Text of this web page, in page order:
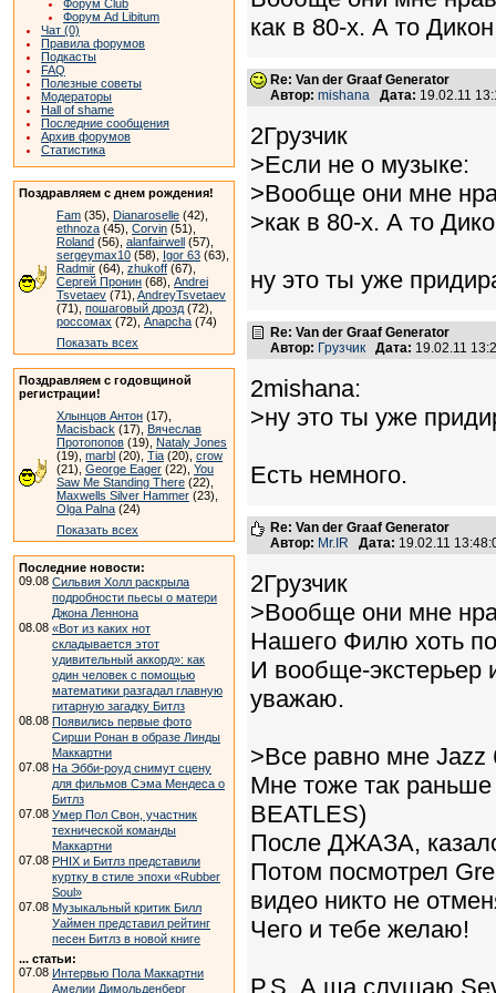
Форум Club
Форум Ad Libitum
Чат (0)
Правила форумов
Подкасты
FAQ
Полезные советы
Модераторы
Hall of shame
Последние сообщения
Архив форумов
Статистика
Поздравляем с днем рождения!
Fam (35), Dianaroselle (42),
ethnoza (45), Corvin (51),
Roland (56), alanfairwell (57),
sergeymax10 (58), Igor 63 (63),
Radmir (64), zhukoff (67),
Сергей Пронин (68), Andrei
Tsvetaev (71), AndreyTsvetaev
(71), пошаговый дрозд (72),
россомах (72), Anapcha (74)
Показать всех
Поздравляем с годовщиной
регистрации!
Хлынцов Антон (17),
Macisback (17), Вячеслав
Протопопов (19), Nataly Jones
(19), marbl (20), Tia (20), crow
(21), George Eager (22), You
Saw Me Standing There (22),
Maxwells Silver Hammer (23),
Olga Palna (24)
Показать всех
Последние новости:
09.08 Сильвия Холл раскрыла
подробности пьесы о матери
Джона Леннона
08.08 «Вот из каких нот
складывается этот
удивительный аккорд»: как
один человек с помощью
математики разгадал главную
гитарную загадку Битлз
08.08 Появились первые фото
Сирши Ронан в образе Линды
Маккартни
07.08 На Эбби-роуд снимут сцену
для фильмов Сэма Мендеса о
Битлз
07.08 Умер Пол Свон, участник
технической команды
Маккартни
07.08 PHIX и Битлз представили
куртку в стиле эпохи «Rubber
Soul»
07.08 Музыкальный критик Билл
Уаймен представил рейтинг
песен Битлз в новой книге
... статьи:
07.08 Интервью Пола Маккартни
Амелии Димольденберг
как в 80-х. А то
Re: Van der Graaf Generator
Автор: mishana Дата: 19.02.11
2Грузчик
>Если не о музыке:
>Вообще они мне
>как в 80-х. А то
ну это ты уже
Re: Van der Graaf Generator
Автор: Грузчик Дата: 19.02.11
2mishana:
>ну это ты уже
Есть немного.
Re: Van der Graaf Generator
Автор: Mr.IR Дата: 19.02.11
2Грузчик
>Вообще они мне
Нашего Филю хоть
И вообще-
уважаю.
>Все равно мне
Мне тоже так
BEATLES)
После ДЖАЗА,
Потом посмотрел
видео никто не
Чего и тебе желаю!
P.S. А ща слушаю